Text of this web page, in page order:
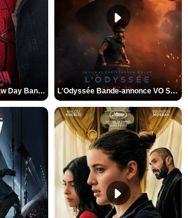
Spider-Man: Brand New Day Bande-annonce VO STFR L'Odyssée Bande-annonce VO STFR